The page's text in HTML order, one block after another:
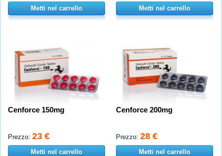
Metti nel carrello Metti nel carrello
Cenforce 150mg
Prezzo: 23 €
Metti nel carrello
Cenforce 200mg
Prezzo: 28 €
Metti nel carrello